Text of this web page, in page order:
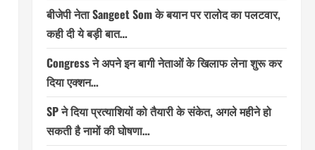
बीजेपी नेता Sangeet Som के बयान पर रालोद का पलटवार,
कही दी ये बड़ी बात…
Congress ने अपने इन बागी नेताओं के खिलाफ लेना शुरू कर
दिया एक्शन…
SP ने दिया प्रत्याशियों को तैयारी के संकेत, अगले महीने हो
सकती है नामों की घोषणा…